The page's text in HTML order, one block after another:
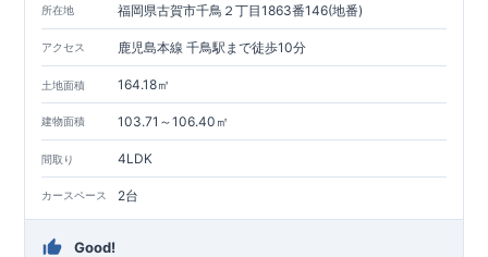
所在地 福岡県古賀市千鳥２丁目1863番146(地番)
アクセス 鹿児島本線 千鳥駅まで徒歩10分
土地面積 164.18㎡
建物面積 103.71～106.40㎡
間取り 4LDK
カースペース 2台
Good!